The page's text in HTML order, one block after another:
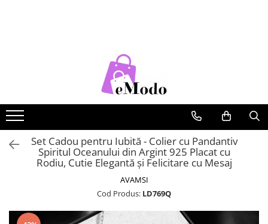
CADOU MAMĂ
CADOU FIICĂ
RUCSACURI DAMA
CURELE DAMA
OCHELARI DE SOARE DAMA
BRATARI DAMA
PORTOFELE BARBATI
RUCSACURI BARBATI
OCHELARI DE SOARE BARBATI
BRATARI BARBATI
Set Cadou pentru Iubită - Colier cu Pandantiv
Spiritul Oceanului din Argint 925 Placat cu
Rodiu, Cutie Elegantă și Felicitare cu Mesaj
AVAMSI
Cod Produs: LD769Q